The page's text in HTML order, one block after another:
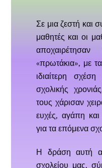
Σε μια ζεστή και
μαθητές και οι
«πρωτάκια», με
ιδιαίτερη
σχολικής
τους χάρισαν
ευχές, αγάπη και
για τα επόμενα
Η δράση αυτή
σχολείου μας,